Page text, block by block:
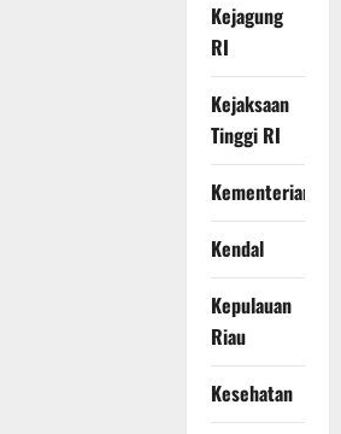
Kejagung
RI
Kejaksaan
Tinggi RI
Kementerian
Kendal
Kepulauan
Riau
Kesehatan